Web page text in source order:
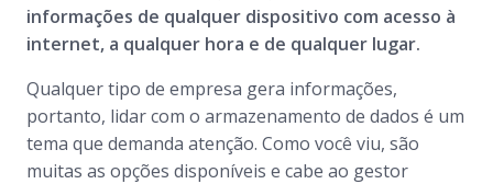
informações de qualquer dispositivo com acesso à
internet, a qualquer hora e de qualquer lugar.
Qualquer tipo de empresa gera informações,
portanto, lidar com o armazenamento de dados é um
tema que demanda atenção. Como você viu, são
muitas as opções disponíveis e cabe ao gestor